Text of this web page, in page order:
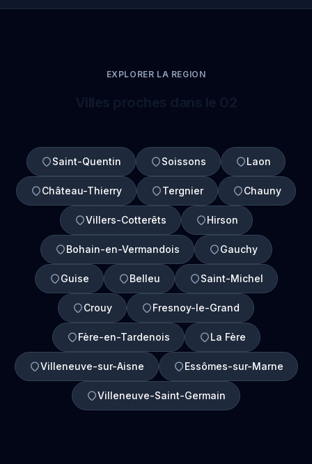
EXPLORER LA REGION
Saint-Quentin Soissons Laon
Château-Thierry Tergnier Chauny
Villers-Cotterêts Hirson
Bohain-en-Vermandois Gauchy
Guise Belleu Saint-Michel
Crouy Fresnoy-le-Grand
Fère-en-Tardenois La Fère
Villeneuve-sur-Aisne Essômes-sur-Marne
Villeneuve-Saint-Germain